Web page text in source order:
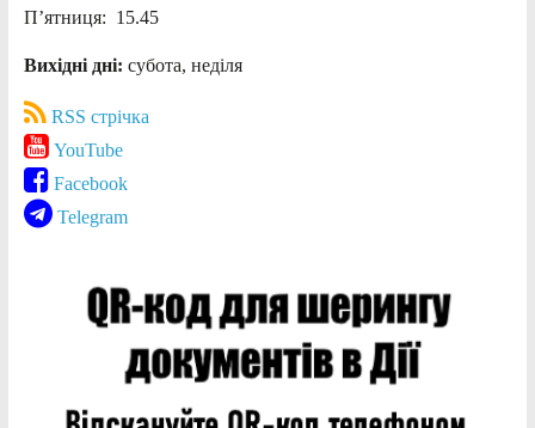
П’ятниця: 15.45
Вихідні дні: субота, неділя
RSS стрічка
YouTube
Facebook
Telegram